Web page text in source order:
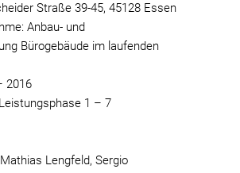
Straße 39-45, 45128 Essen
Anbau- und
Bürogebäude im laufenden
2016
1 – 7
Lengfeld, Sergio